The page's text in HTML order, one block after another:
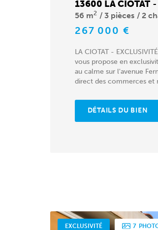
13600 LA CIOTAT -
56 m2 3 pièces 2
267 000 €
LA CIOTAT -
vous propose en
au calme sur l'avenue
direct des commerces et
DÉTAILS DU BIEN
EXCLUSIVITÉ 7